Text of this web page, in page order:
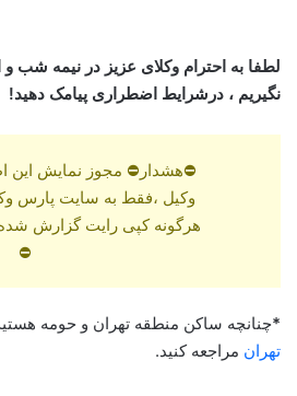
لطفا به احترام وکلای عزیز در نیمه شب و
نگیریم ، درشرایط اضطراری پیامک دهید!
⛔هشدار⛔ مجوز نمایش
وکیل ،فقط به سایت پارس
هرگونه کپی رایت گزارش
⛔
*چنانچه ساکن منطقه تهران و حومه
تهران مراجعه کنید.